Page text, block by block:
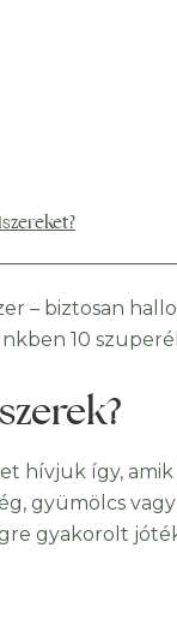
– biztosan
10
hívjuk így,
gyümölcs
gyakorolt